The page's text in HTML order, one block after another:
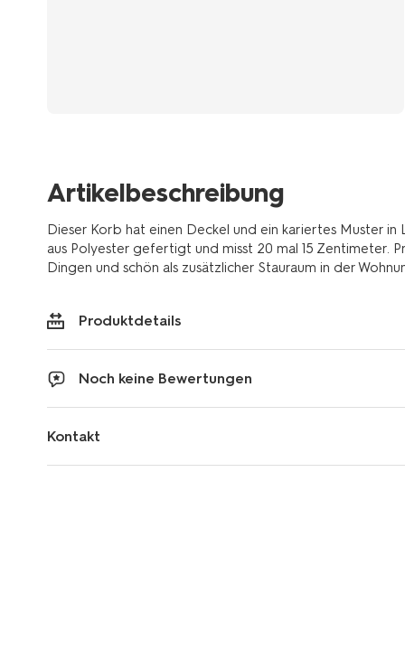
Artikelbeschreibung
Dieser Korb hat einen Deckel und ein kariertes Muster
aus Polyester gefertigt und misst 20 mal 15 Zentimeter.
Dingen und schön als zusätzlicher Stauraum in der
Produktdetails
Noch keine Bewertungen
Kontakt